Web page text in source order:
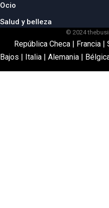
Ocio
Salud y belleza
© 2024
República Checa| Francia|
Bajos | Italia | Alemania |